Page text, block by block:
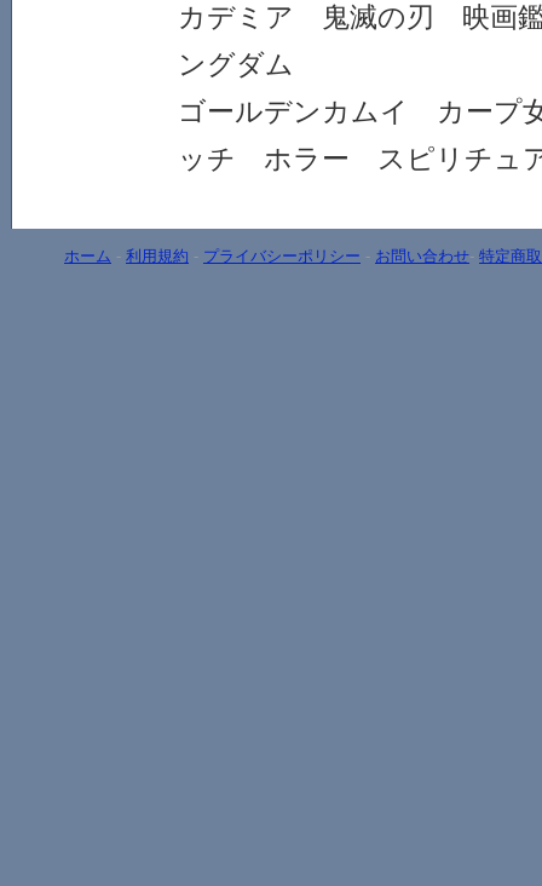
カデミア 鬼滅の刃 映画
ングダム
ゴールデンカムイ カー
ッチ ホラー スピリチ
ホーム - 利用規約 - プライバシーポリシー - お問い合わせ- 特定商